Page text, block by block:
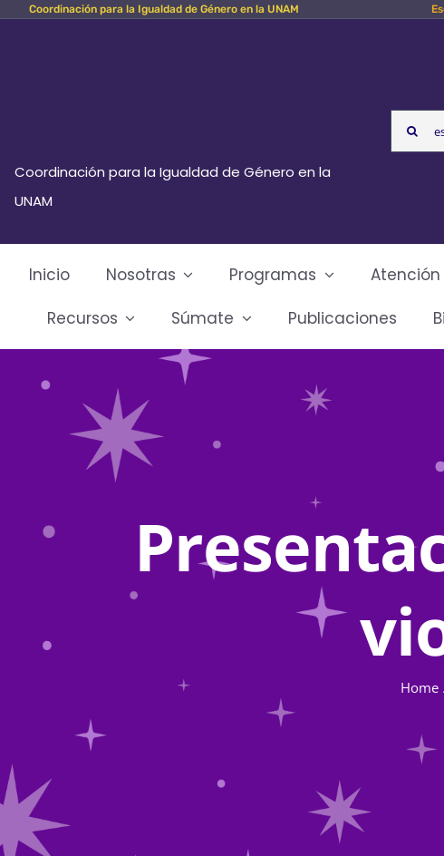
Skip Coordinación para la Igualdad de Género en la UNAM
Coordinación para la Igualdad de Género en la
UNAM
Search
for:
Inicio Nosotras Programas
Recursos
Súmate Publicaciones
Home